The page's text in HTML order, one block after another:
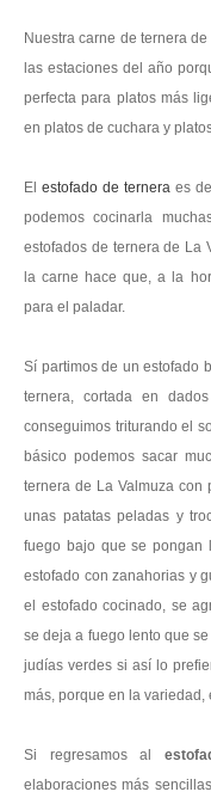
Nuestra carne de ternera
las estaciones del año
perfecta para platos más
en platos de cuchara y
El estofado de terneraes de
podemos cocinarla
estofados de ternera de La
la carne hace que, a la
para el paladar.
Sí partimos de un estofado
ternera, cortada en
conseguimos triturando el
básico podemos sacar
ternera de La Valmuza con
unas patatas peladas y
fuego bajo que se pongan
estofado con zanahorias y
el estofado cocinado, se
se deja a fuego lento que
judías verdes si así lo
más, porque en la variedad,
Si regresamos al
elaboraciones más